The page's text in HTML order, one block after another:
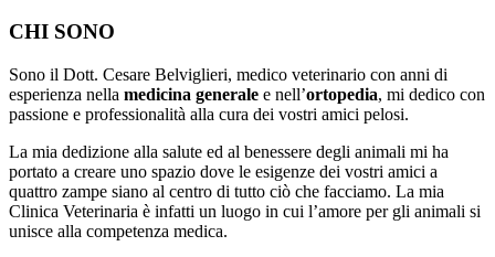
CHI SONO
Sono il Dott. Cesare Belviglieri, medico veterinario con anni di
esperienza nella medicina generale e nell’ortopedia, mi dedico con
passione e professionalità alla cura dei vostri amici pelosi.
La mia dedizione alla salute ed al benessere degli animali mi ha
portato a creare uno spazio dove le esigenze dei vostri amici a
quattro zampe siano al centro di tutto ciò che facciamo. La mia
Clinica Veterinaria è infatti un luogo in cui l’amore per gli animali si
unisce alla competenza medica.